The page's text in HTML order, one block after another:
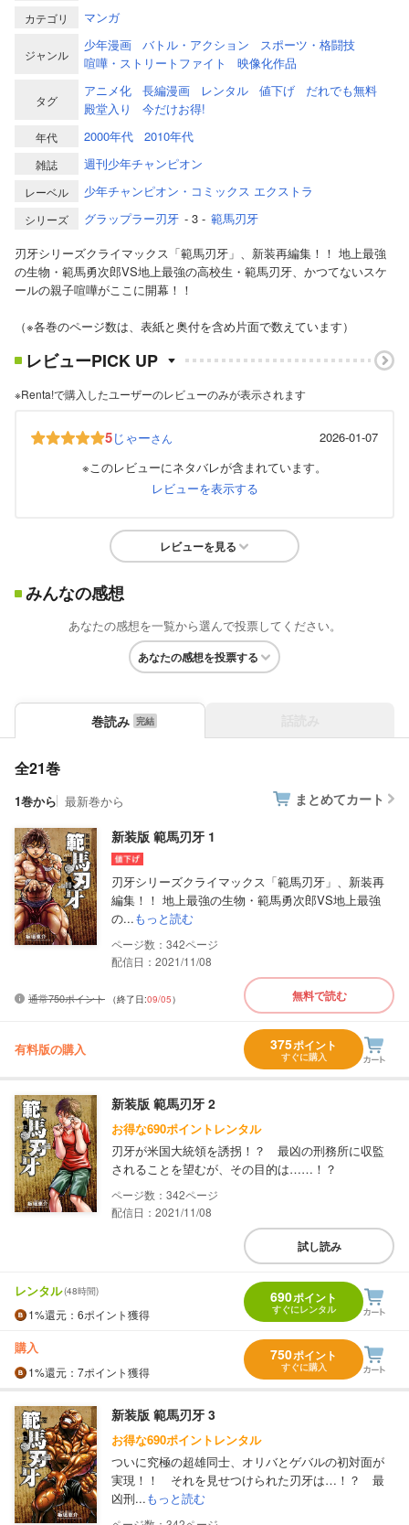
カテゴリ マンガ
ジャンル
少年漫画 バトル・アクション
スポーツ・格闘技
喧嘩・ストリートファイト
映像化作品
タグ
アニメ化 長編漫画 レンタル 値下げ
だれでも無料
殿堂入り
今だけお得!
年代 2000年代 2010年代
雑誌 週刊少年チャンピオン
レーベル 少年チャンピオン・コミックス エクストラ
シリーズ グラップラー刃牙 - 3 - 範馬刃牙
刃牙シリーズクライマックス「範馬刃牙」、新装再編集！！ 地上最強
の生物・範馬勇次郎VS地上最強の高校生・範馬刃牙、かつてないスケ
ールの親子喧嘩がここに開幕！！
（※各巻のページ数は、表紙と奥付を含め片面で数えています）
レビューPICK UP
※Renta!で購入したユーザーのレビューのみが表示されます
5じゃーさん
2026-01-07
※このレビューにネタバレが含まれています。
レビューを表示する
レビューを見る
みんなの感想
あなたの感想を一覧から選んで投票してください。
あなたの感想を投票する
巻読み
全21巻
1巻から 最新巻から まとめてカート
新装版 範馬刃牙 1
刃牙シリーズクライマックス「範馬刃牙」、新装再
編集！！ 地上最強の生物・範馬勇次郎VS地上最強
の...もっと読む
342
配信日：2021/11/08
通常750ポイント （終了日:09/05） 無料で読む
有料版の購入 375ポイント
すぐに購入
新装版 範馬刃牙 2
お得な690ポイントレンタル
刃牙が米国大統領を誘拐！？ 最凶の刑務所に収監
されることを望むが、その目的は……！？
342
配信日：2021/11/08
試し読み
レンタル(48時間)
1%還元 ：6ポイント獲得
690ポイント
すぐにレンタル
購入
1%還元 ：7ポイント獲得
750ポイント
すぐに購入
新装版 範馬刃牙 3
お得な690ポイントレンタル
ついに究極の超雄同士、オリバとゲバルの初対面が
実現！！ それを見せつけられた刃牙は…！？ 最
凶刑...もっと読む